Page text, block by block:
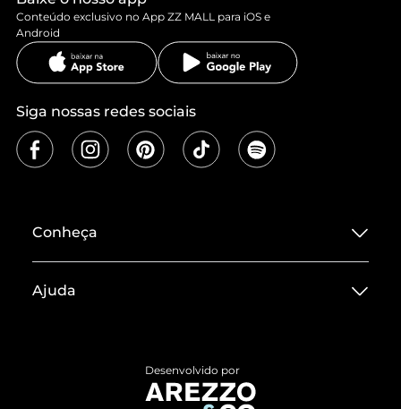
Conteúdo exclusivo no App ZZ MALL para iOS e
Android
Siga nossas redes sociais
Conheça
Termos de Uso
ZZ MALL é confiável
Ajuda
Devolução do Produto
Desenvolvido por